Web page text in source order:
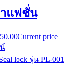
แฟชั่น
Current price